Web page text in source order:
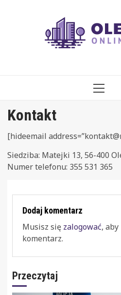
Kontakt
[hideemail address=”
Siedziba: Matejki 13, 56-400
Numer telefonu: 355 531 365
Dodaj komentarz
Musisz się zalogować, aby
komentarz.
Przeczytaj